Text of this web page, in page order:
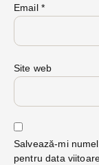
Email *
Site web
Salvează-mi
pentru data